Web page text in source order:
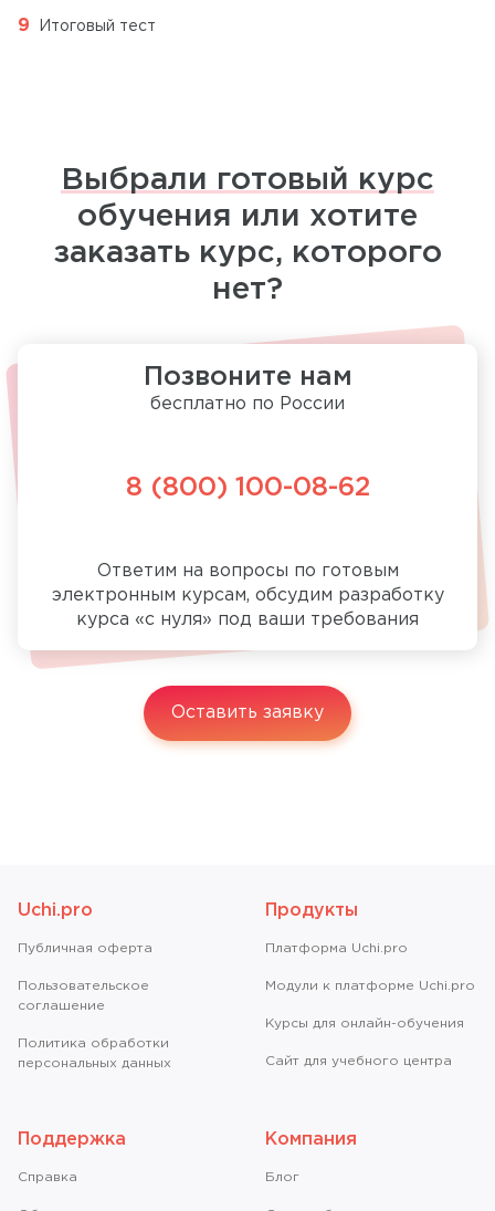
Итоговый тест
Выбрали готовый курс
обучения или хотите
заказать курс, которого
нет?
Позвоните нам
бесплатно по России
8 (800) 100-08-62
Ответим на вопросы по готовым
электронным курсам, обсудим разработку
курса «с нуля» под ваши требования
Оставить заявку
Uchi.pro
Публичная оферта
Пользовательское
соглашение
Политика обработки
персональных данных
Продукты
Платформа Uchi.pro
Модули к платформе Uchi.pro
Курсы для онлайн-обучения
Сайт для учебного центра
Поддержка
Справкa
Компания
Блог